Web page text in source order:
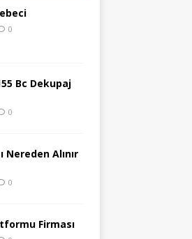
0
Bc Dekupaj
0
Nereden Alınır
0
Firması